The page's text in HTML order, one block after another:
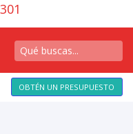
OBTÉN UN PRESUPUESTO